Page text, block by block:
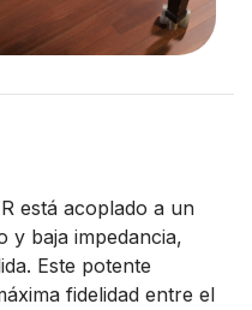
está acoplado a un
y baja impedancia,
Este potente
fidelidad entre el